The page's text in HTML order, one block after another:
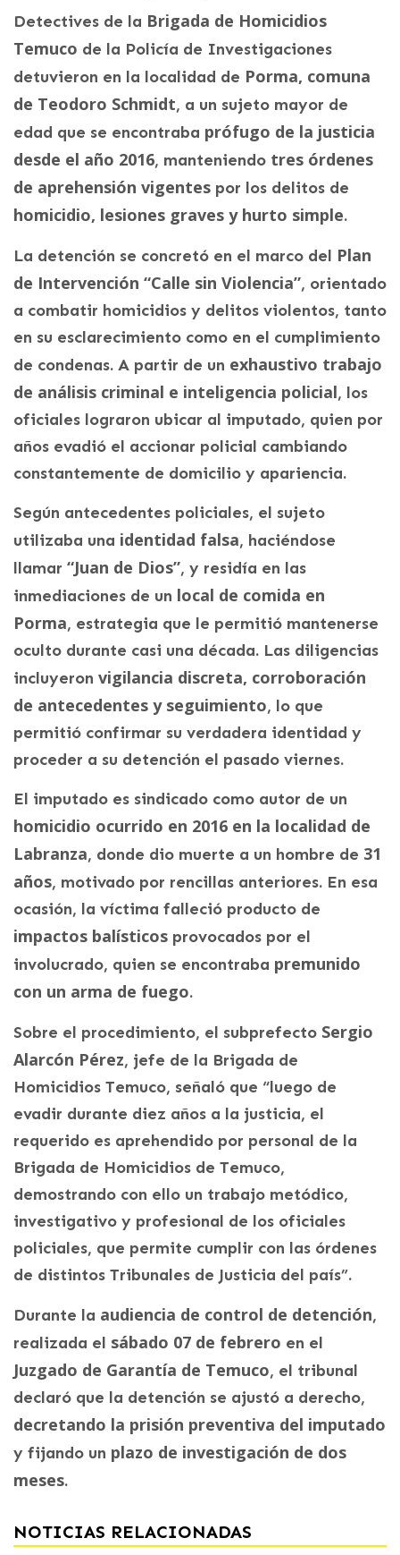
Detectives de la Brigada de Homicidios
Temuco de la Policía de Investigaciones
detuvieron en la localidad de Porma, comuna
de Teodoro Schmidt, a un sujeto mayor de
edad que se encontraba prófugo de la justicia
desde el año 2016, manteniendo tres órdenes
de aprehensión vigentes por los delitos de
homicidio, lesiones graves y hurto simple.
La detención se concretó en el marco del Plan
de Intervención “Calle sin Violencia”, orientado
a combatir homicidios y delitos violentos, tanto
en su esclarecimiento como en el cumplimiento
de condenas. A partir de un exhaustivo trabajo
de análisis criminal e inteligencia policial, los
oficiales lograron ubicar al imputado, quien por
años evadió el accionar policial cambiando
constantemente de domicilio y apariencia.
Según antecedentes policiales, el sujeto
utilizaba una identidad falsa, haciéndose
llamar “Juan de Dios”, y residía en las
inmediaciones de un local de comida en
Porma, estrategia que le permitió mantenerse
oculto durante casi una década. Las diligencias
incluyeron vigilancia discreta, corroboración
de antecedentes y seguimiento, lo que
permitió confirmar su verdadera identidad y
proceder a su detención el pasado viernes.
El imputado es sindicado como autor de un
homicidio ocurrido en 2016 en la localidad de
Labranza, donde dio muerte a un hombre de 31
años, motivado por rencillas anteriores. En esa
ocasión, la víctima falleció producto de
impactos balísticos provocados por el
involucrado, quien se encontraba premunido
con un arma de fuego.
Sobre el procedimiento, el subprefecto Sergio
Alarcón Pérez, jefe de la Brigada de
Homicidios Temuco, señaló que “luego de
evadir durante diez años a la justicia, el
requerido es aprehendido por personal de la
Brigada de Homicidios de Temuco,
demostrando con ello un trabajo metódico,
investigativo y profesional de los oficiales
policiales, que permite cumplir con las órdenes
de distintos Tribunales de Justicia del país”.
Durante la audiencia de control de detención,
realizada el sábado 07 de febrero en el
Juzgado de Garantía de Temuco, el tribunal
declaró que la detención se ajustó a derecho,
decretando la prisión preventiva del imputado
y fijando un plazo de investigación de dos
meses.
NOTICIAS RELACIONADAS